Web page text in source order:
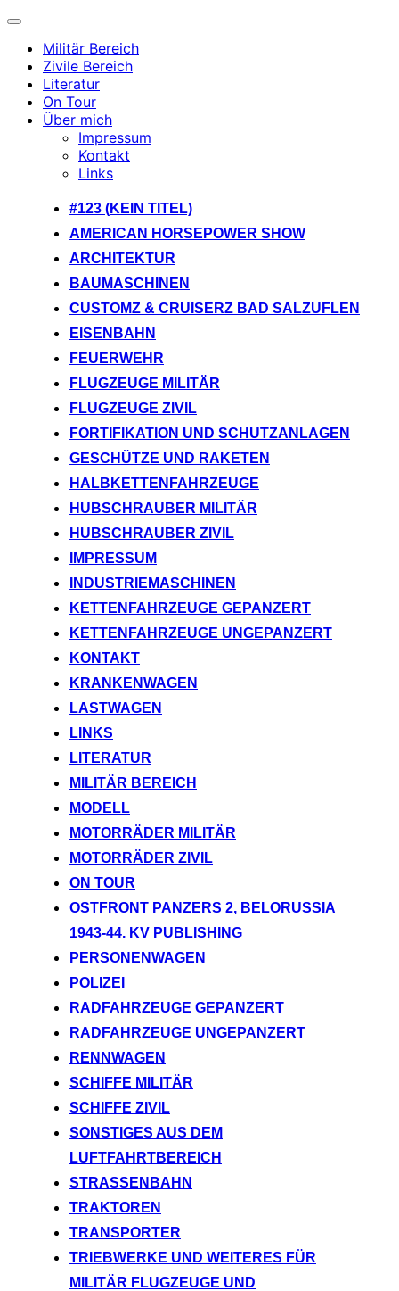
Navigation
umschalten
Militär Bereich
Zivile Bereich
Literatur
On Tour
Über mich
Impressum
Kontakt
Links
springen
#123 (KEIN TITEL)
AMERICAN HORSEPOWER SHOW
ARCHITEKTUR
BAUMASCHINEN
CUSTOMZ & CRUISERZ BAD SALZUFLEN
EISENBAHN
FEUERWEHR
FLUGZEUGE MILITÄR
FLUGZEUGE ZIVIL
FORTIFIKATION UND SCHUTZANLAGEN
GESCHÜTZE UND RAKETEN
HALBKETTENFAHRZEUGE
HUBSCHRAUBER MILITÄR
HUBSCHRAUBER ZIVIL
IMPRESSUM
INDUSTRIEMASCHINEN
KETTENFAHRZEUGE GEPANZERT
KETTENFAHRZEUGE UNGEPANZERT
KONTAKT
KRANKENWAGEN
LASTWAGEN
LINKS
LITERATUR
MILITÄR BEREICH
MODELL
MOTORRÄDER MILITÄR
MOTORRÄDER ZIVIL
ON TOUR
OSTFRONT PANZERS 2, BELORUSSIA
1943-44. KV PUBLISHING
PERSONENWAGEN
POLIZEI
RADFAHRZEUGE GEPANZERT
RADFAHRZEUGE UNGEPANZERT
RENNWAGEN
SCHIFFE MILITÄR
SCHIFFE ZIVIL
SONSTIGES AUS DEM
LUFTFAHRTBEREICH
STRASSENBAHN
TRAKTOREN
TRANSPORTER
TRIEBWERKE UND WEITERES FÜR
MILITÄR FLUGZEUGE UND